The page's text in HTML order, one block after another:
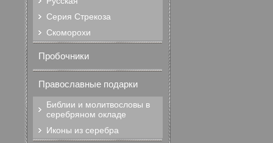
Серия Стрекоза
Скоморохи
Пробочники
Православные подарки
Библии и молитвословы в
серебряном окладе
Иконы из серебра